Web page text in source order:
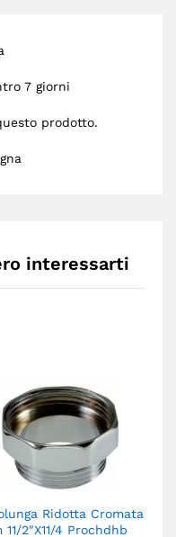
7 giorni
prodotto.
interessarti
Ridotta Cromata
11/2″X11/4 Prochdhb